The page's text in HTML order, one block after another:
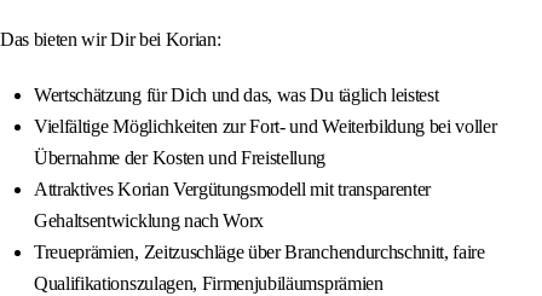
Das bieten wir Dir bei Korian:
Wertschätzung für Dich und das, was Du täglich leistest
Vielfältige Möglichkeiten zur Fort- und Weiterbildung bei voller
Übernahme der Kosten und Freistellung
Attraktives Korian Vergütungsmodell mit transparenter
Gehaltsentwicklung nach Worx
Treueprämien, Zeitzuschläge über Branchendurchschnitt, faire
Qualifikationszulagen, Firmenjubiläumsprämien